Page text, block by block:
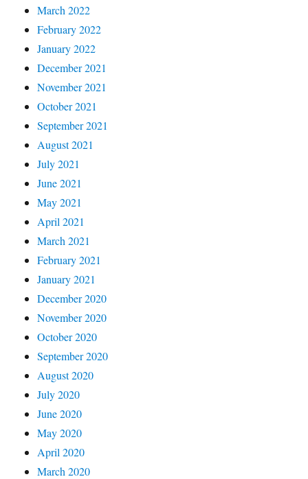
March 2022
February 2022
January 2022
December 2021
November 2021
October 2021
September 2021
August 2021
July 2021
June 2021
May 2021
April 2021
March 2021
February 2021
January 2021
December 2020
November 2020
October 2020
September 2020
August 2020
July 2020
June 2020
May 2020
April 2020
March 2020